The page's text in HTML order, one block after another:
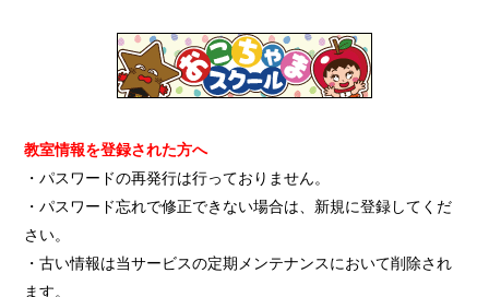
教室情報を登録された方へ
・パスワードの再発行は行っておりません。
・パスワード忘れで修正できない場合は、新規に登録してくだ
さい。
・古い情報は当サービスの定期メンテナンスにおいて削除され
ます。